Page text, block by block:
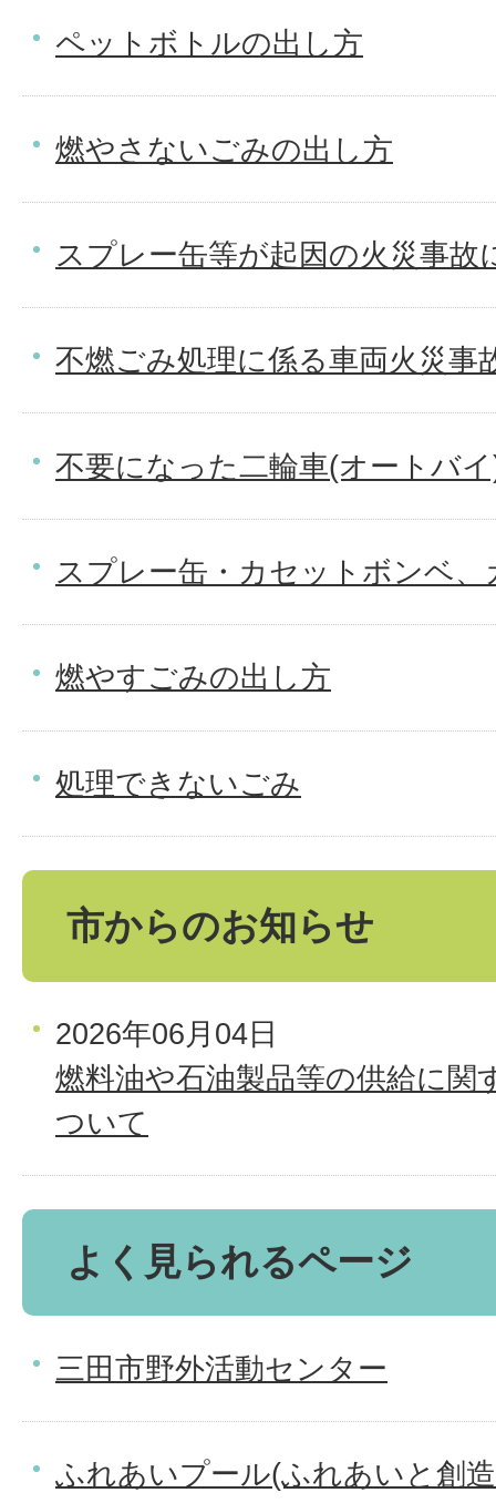
ペットボトルの出し方
燃やさないごみの出し方
スプレー缶等が起因の火災事故
不燃ごみ処理に係る車両火災事
不要になった二輪車(オートバ
スプレー缶・カセットボンベ
燃やすごみの出し方
処理できないごみ
市からのお知らせ
2026年06月04日
燃料油や石油製品等の供給に関
ついて
よく見られるページ
三田市野外活動センター
ふれあいプール(ふれあいと創